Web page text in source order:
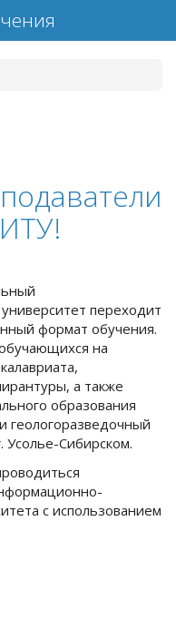
переходит
формат обучения.
на
а также
образования
геологоразведочный
Сибирском.
с использованием